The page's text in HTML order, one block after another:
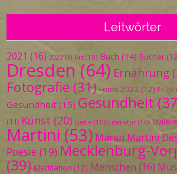
Leitwörter
2021 (16) 2022 (9) Art (10) Buch (14) Bücher
Dresden (64) Ernährung
Fotografie (31) Fotos 2022 (12)
Gesundheit (15) Gesundheit
(11) Kunst (20) Liebe (10) Literatur (10)
Martini (53) Maren Martini
Poesie (19) Mecklenburg-
(39) Meditation (12) Menschen (16)